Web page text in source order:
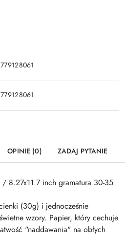
OPINIE (0) ZADAJ PYTANIE
8.27x11.7 inch gramatura 30-35
(30g) i jednocześnie
wzory. Papier, który cechuje
"naddawania" na obłych